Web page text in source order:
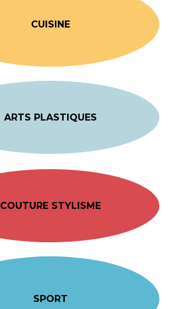
CUISINE
ARTS PLASTIQUES
COUTURE STYLISME
SPORT